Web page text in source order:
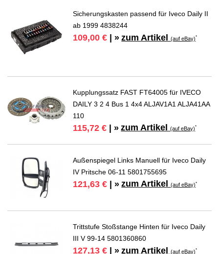
Sicherungskasten passend für Iveco Daily II
ab 1999 4838244
109,00 € | » zum Artikel(auf eBay)*
Kupplungssatz FAST FT64005 für IVECO
DAILY 3 2 4 Bus 1 4x4 ALJAV1A1 ALJA41AA
110
115,72 € | » zum Artikel(auf eBay)*
Außenspiegel Links Manuell für Iveco Daily
IV Pritsche 06-11 5801755695
121,63 € | » zum Artikel(auf eBay)*
Trittstufe Stoßstange Hinten für Iveco Daily
III V 99-14 5801360860
127,13 € | » zum Artikel(auf eBay)*